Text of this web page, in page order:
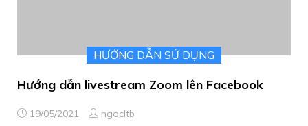
HƯỚNG DẪN SỬ DỤNG
Hướng dẫn livestream Zoom lên Facebook
19/05/2021 ngocltb